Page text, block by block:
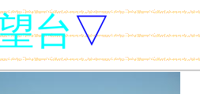
台▽